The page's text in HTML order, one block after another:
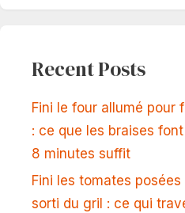
Recent Posts
Fini le four allumé pour
: ce que les braises
8 minutes suffit
Fini les tomates
sorti du gril : ce qui